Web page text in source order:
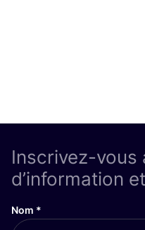
Inscrivez-vous
d’information
Nom *